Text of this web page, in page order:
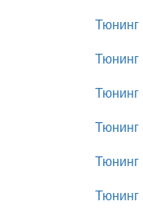
Тюнинг
Тюнинг
Тюнинг
Тюнинг
Тюнинг
Тюнинг